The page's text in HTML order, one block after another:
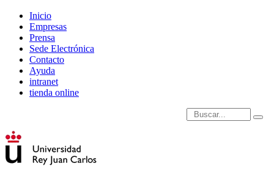
Inicio
Empresas
Prensa
Sede Electrónica
Contacto
Ayuda
intranet
tienda online
Introduce términos de